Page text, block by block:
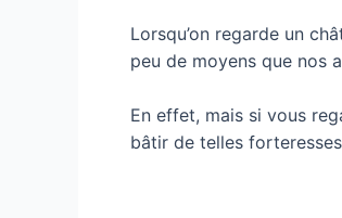
Lorsqu’on regarde un
peu de moyens que nos
En effet, mais si vous
bâtir de telles